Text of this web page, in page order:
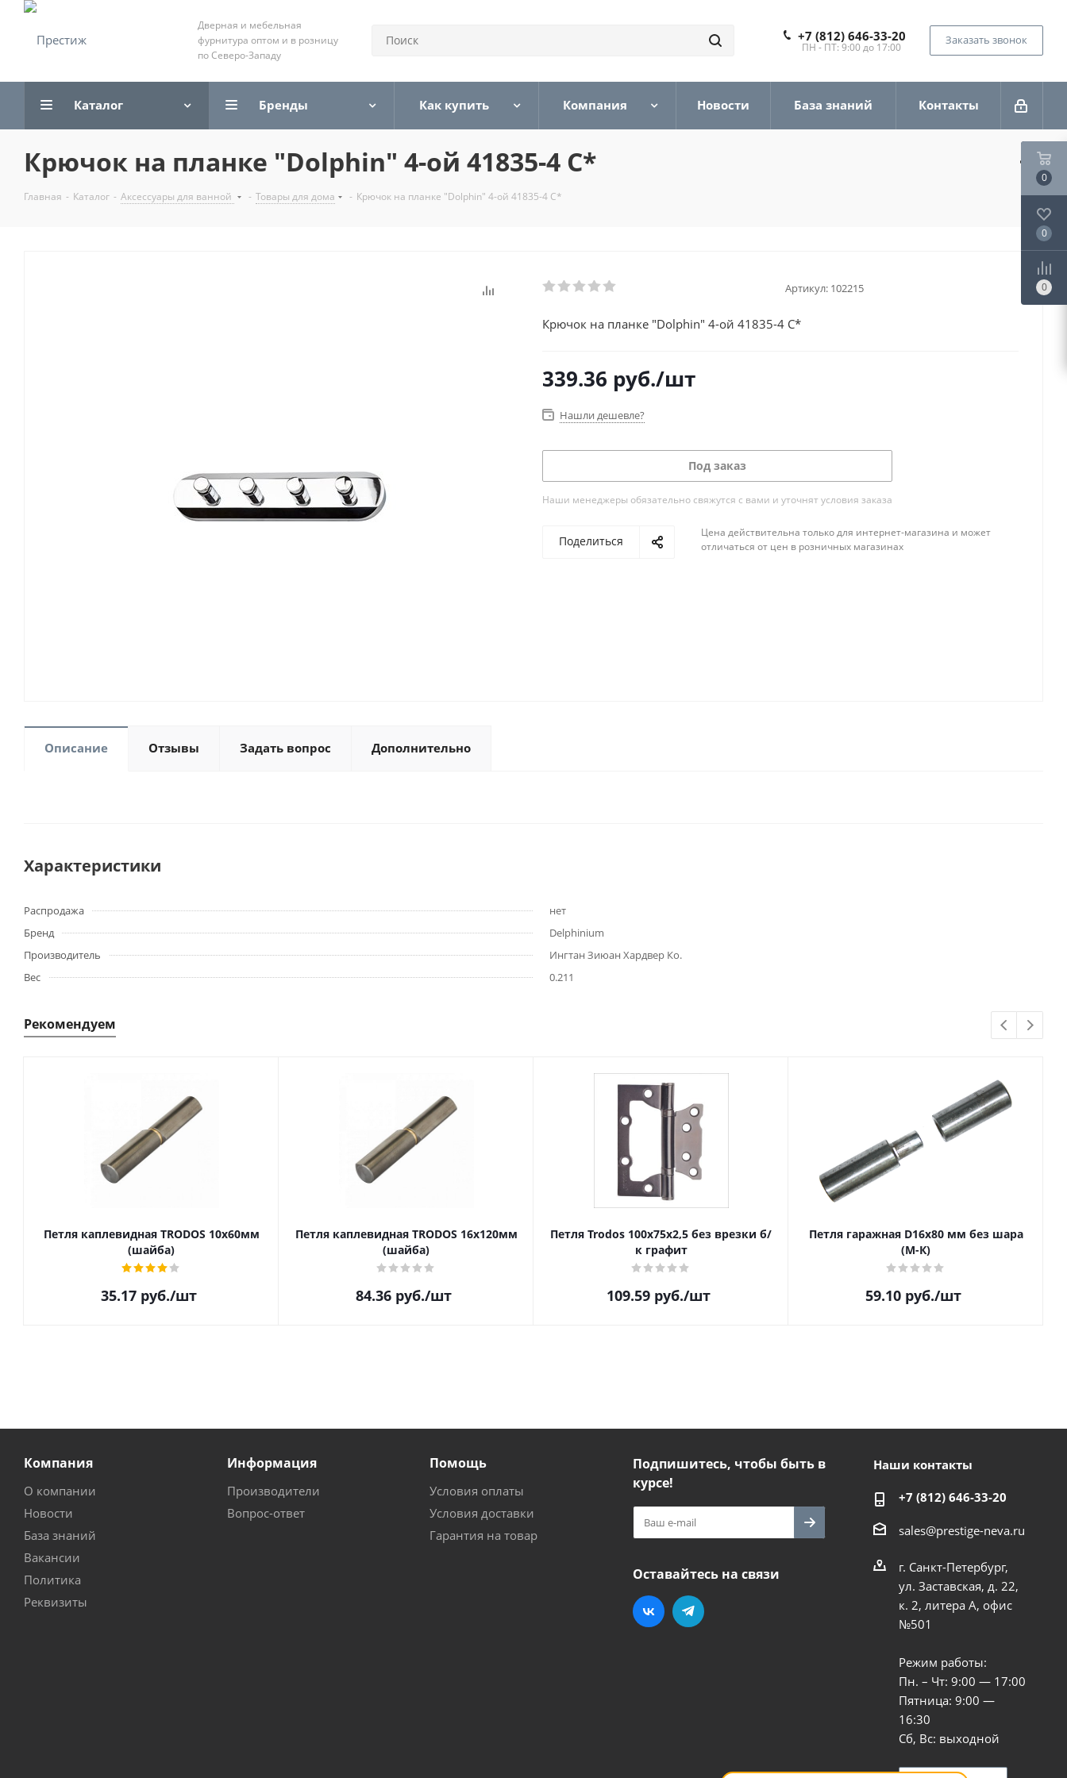
Дверная и мебельная
фурнитура оптом и в розницу
по Северо-Западу
+7 (812) 646-33-20
ПН - ПТ: 9:00 до 17:00
Заказать звонок
Каталог Бренды Как купить Компания Новости База знаний Контакты
Крючок на планке "Dolphin" 4-ой 41835-4 С*
Главная - Каталог - Аксессуары для ванной - Товары для дома - Крючок на планке "Dolphin" 4-ой 41835-4 С*
Артикул: 102215
Крючок на планке "Dolphin" 4-ой 41835-4 С*
339.36 руб./шт
Нашли дешевле?
Под заказ
Наши менеджеры обязательно свяжутся с вами и уточнят условия заказа
Поделиться
Цена действительна только для интернет-магазина и может
отличаться от цен в розничных магазинах
Описание Отзывы Задать вопрос Дополнительно
Характеристики
Распродажа
нет
Бренд
Delphinium
Производитель
Ингтан Зиюан Хардвер Ко.
Вес
0.211
Рекомендуем
Петля каплевидная TRODOS 10х60мм
(шайба)
35.17руб./шт
Петля каплевидная TRODOS 16х120мм
(шайба)
84.36руб./шт
Петля Trodos 100x75x2,5 без врезки б/
к графит
109.59руб./шт
Петля гаражная D16х80 мм без шара
(М-К)
59.10руб./шт
Компания
О компании
Новости
База знаний
Вакансии
Политика
Реквизиты
Информация
Производители
Вопрос-ответ
Помощь
Условия оплаты
Условия доставки
Гарантия на товар
Подпишитесь, чтобы быть в
курсе!
Оставайтесь на связи
Наши контакты
+7 (812) 646-33-20
sales@prestige-neva.ru
г. Санкт-Петербург,
ул. Заставская, д. 22,
к. 2, литера А, офис
№501
Режим работы:
Пн. – Чт: 9:00 — 17:00
Пятница: 9:00 —
16:30
Сб, Вс: выходной
0
0
0